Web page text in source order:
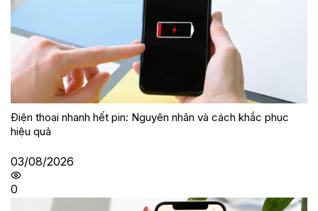
Điện thoại nhanh hết pin: Nguyên nhân và cách khắc phục
hiệu quả
03/08/2026
0